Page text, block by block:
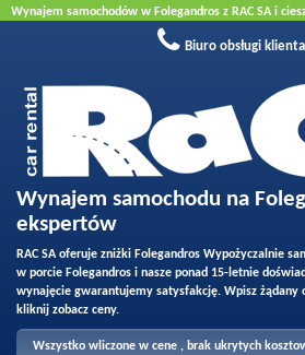
Wynajem samochodów w Folegandros z RAC SA i
Rezerwacja online
nr kartę kredytową.Biuro obsługi
Wynajem samochodu na
ekspertów
RAC SA oferuje zniżki Folegandros Wypożyczalnie
w porcie Folegandros i nasze ponad 15-letnie
wynajęcie gwarantujemy satysfakcję. Wpisz żądany
kliknij zobacz ceny.
Wszystko wliczone w cene , brak ukrytych